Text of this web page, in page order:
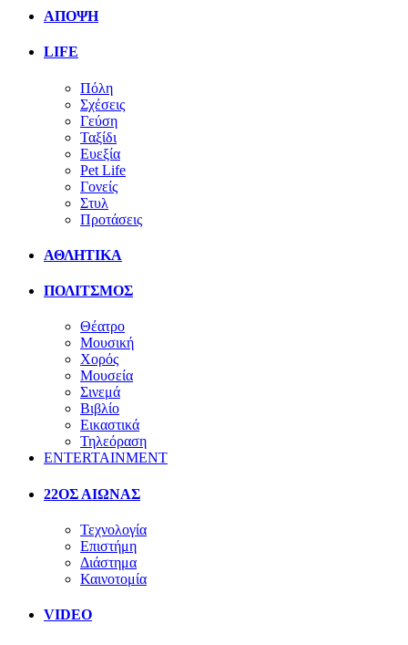
ΑΠΟΨΗ
LIFE
Πόλη
Σχέσεις
Γεύση
Ταξίδι
Ευεξία
Pet Life
Γονείς
Στυλ
Προτάσεις
ΑΘΛΗΤΙΚΑ
ΠΟΛΙΤΣΜΟΣ
Θέατρο
Μουσική
Χορός
Μουσεία
Σινεμά
Βιβλίο
Εικαστικά
Τηλεόραση
ENTERTAINMENT
22ΟΣ ΑΙΩΝΑΣ
Τεχνολογία
Επιστήμη
Διάστημα
Καινοτομία
VIDEO